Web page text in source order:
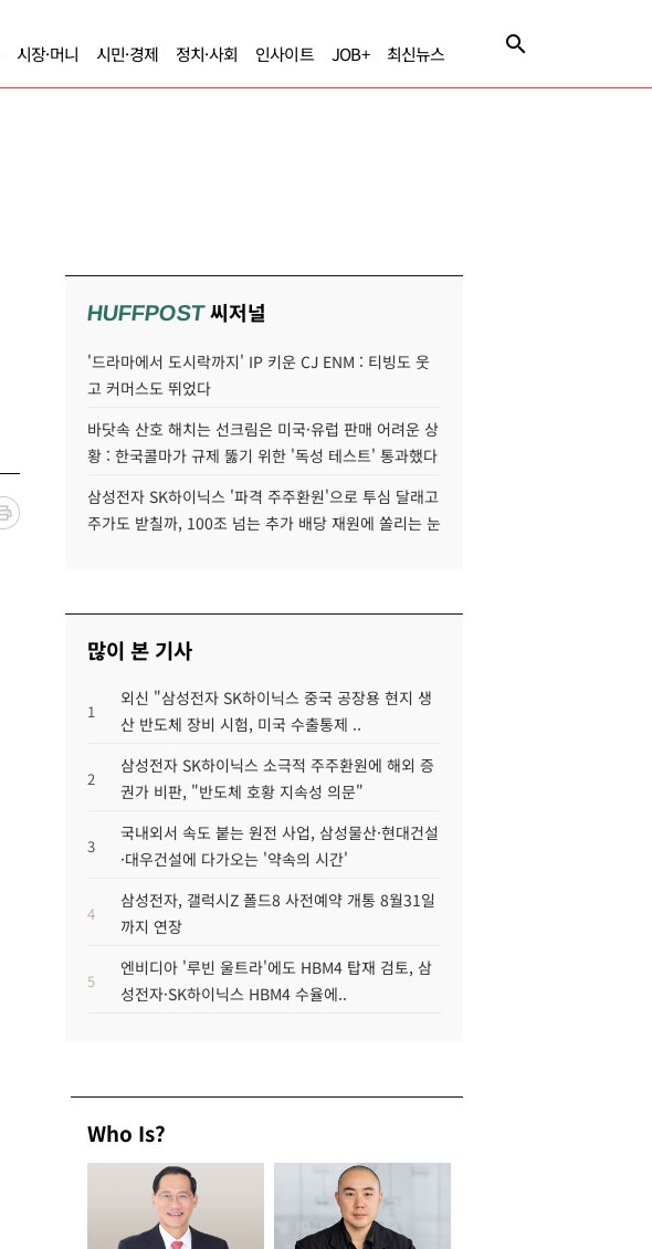
시장·머니 시민·경제 정치·사회 인사이트 JOB+ 최신뉴스
HUFFPOST씨저널
'드라마에서 도시락까지' IP 키운 CJ ENM : 티빙도 웃
고 커머스도 뛰었다
바닷속 산호 해치는 선크림은 미국·유럽 판매 어려운 상
황 : 한국콜마가 규제 뚫기 위한 '독성 테스트' 통과했다
삼성전자 SK하이닉스 '파격 주주환원'으로 투심 달래고
주가도 받칠까, 100조 넘는 추가 배당 재원에 쏠리는 눈
많이 본 기사
1
외신 "삼성전자 SK하이닉스 중국 공장용 현지 생
산 반도체 장비 시험, 미국 수출통제 ..
2
삼성전자 SK하이닉스 소극적 주주환원에 해외 증
권가 비판, "반도체 호황 지속성 의문"
3
국내외서 속도 붙는 원전 사업, 삼성물산·현대건설
·대우건설에 다가오는 '약속의 시간'
4
삼성전자, 갤럭시Z 폴드8 사전예약 개통 8월31일
까지 연장
5
엔비디아 '루빈 울트라'에도 HBM4 탑재 검토, 삼
성전자·SK하이닉스 HBM4 수율에..
Who Is?